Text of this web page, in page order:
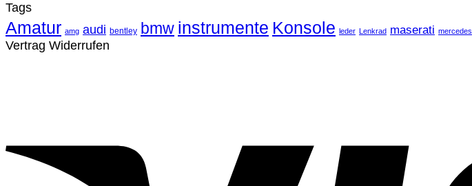
Tags
Amatur amg audi bentley bmw instrumente Konsole leder Lenkrad maserati mercedes
Vertrag Widerrufen